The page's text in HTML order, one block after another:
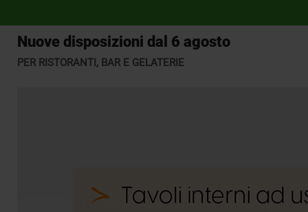
Nuove disposizioni dal 6 agosto
PER RISTORANTI, BAR E GELATERIE